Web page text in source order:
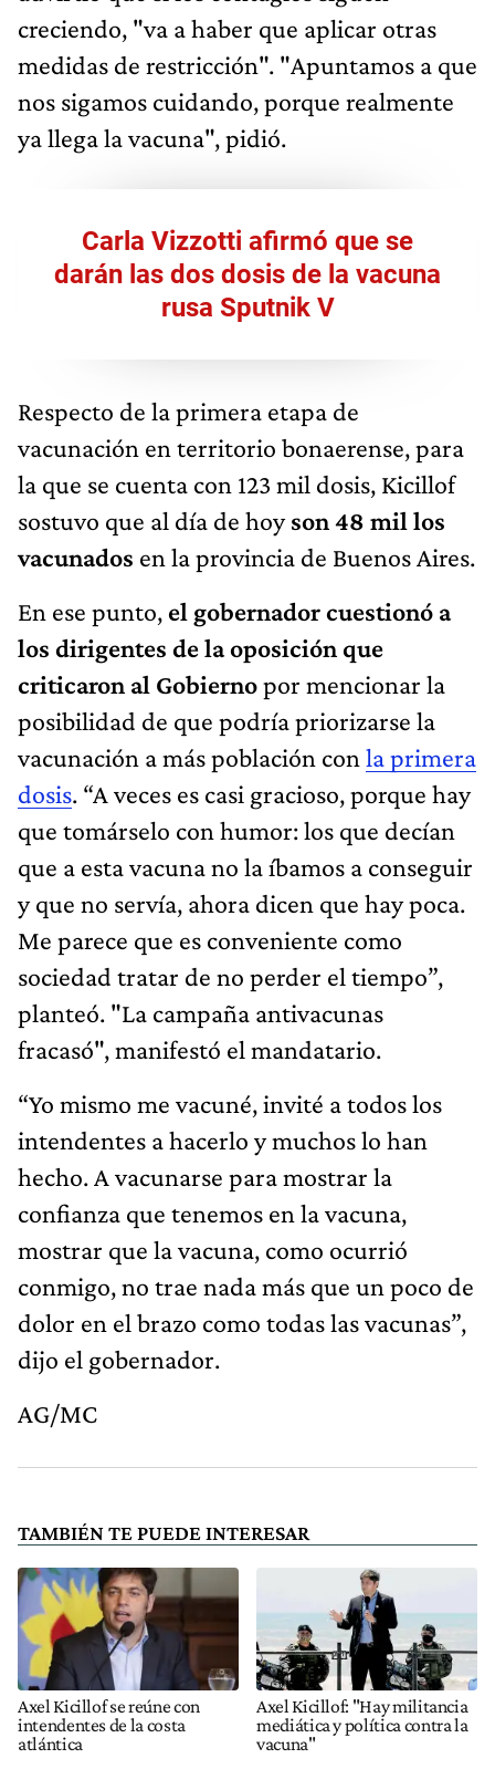
creciendo, "va a haber que aplicar otras
medidas de restricción". "Apuntamos a que
nos sigamos cuidando, porque realmente
ya llega la vacuna", pidió.
Carla Vizzotti afirmó que se
darán las dos dosis de la vacuna
rusa Sputnik V
Respecto de la primera etapa de
vacunación en territorio bonaerense, para
la que se cuenta con 123 mil dosis, Kicillof
sostuvo que al día de hoyson 48 mil los
vacunados en la provincia de Buenos Aires.
En ese punto, el gobernador cuestionó a
los dirigentes de la oposición que
criticaron al Gobiernopor mencionar la
posibilidad de que podría priorizarse la
vacunación a más población con la primera
dosis. “A veces es casi gracioso, porque hay
que tomárselo con humor: los que decían
que a esta vacuna no la íbamos a conseguir
y que no servía, ahora dicen que hay poca.
Me parece que es conveniente como
sociedad tratar de no perder el tiempo”,
planteó. "La campaña antivacunas
fracasó", manifestó el mandatario.
“Yo mismo me vacuné, invité a todos los
intendentes a hacerlo y muchos lo han
hecho. A vacunarse para mostrar la
confianza que tenemos en la vacuna,
mostrar que la vacuna, como ocurrió
conmigo, no trae nada más que un poco de
dolor en el brazo como todas las vacunas”,
dijo el gobernador.
AG/MC
TAMBIÉN TE PUEDE INTERESAR
Axel Kicillof se reúne con
intendentes de la costa
atlántica
Axel Kicillof: "Hay militancia
mediática y política contra la
vacuna"